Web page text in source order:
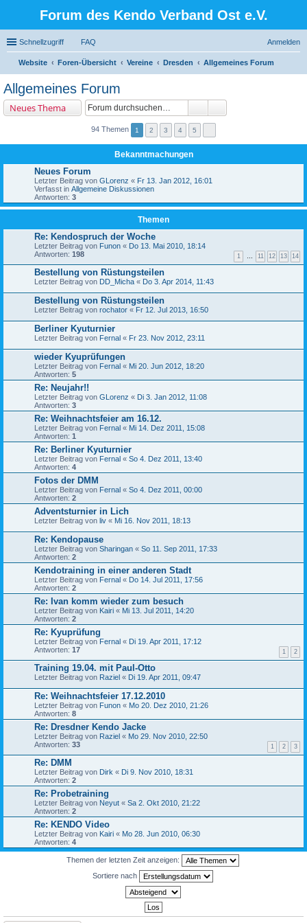
Forum des Kendo Verband Ost e.V.
Schnellzugriff FAQ Anmelden
Website Foren-Übersicht Vereine Dresden
Allgemeines Forum
Allgemeines Forum
Neues Thema
94 Themen 1 2 3 4 5
Bekanntmachungen
Neues Forum
Letzter Beitrag von GLorenz « Fr 13. Jan 2012, 16:01
Verfasst in Allgemeine Diskussionen
Antworten: 3
Themen
Re: Kendospruch der Woche
Letzter Beitrag von Funon « Do 13. Mai 2010, 18:14
Antworten: 198 1 … 11 12 13 14
Bestellung von Rüstungsteilen
Letzter Beitrag von DD_Micha « Do 3. Apr 2014, 11:43
Bestellung von Rüstungsteilen
Letzter Beitrag von rochator « Fr 12. Jul 2013, 16:50
Berliner Kyuturnier
Letzter Beitrag von Fernal « Fr 23. Nov 2012, 23:11
wieder Kyuprüfungen
Letzter Beitrag von Fernal « Mi 20. Jun 2012, 18:20
Antworten: 5
Re: Neujahr!!
Letzter Beitrag von GLorenz « Di 3. Jan 2012, 11:08
Antworten: 3
Re: Weihnachtsfeier am 16.12.
Letzter Beitrag von Fernal « Mi 14. Dez 2011, 15:08
Antworten: 1
Re: Berliner Kyuturnier
Letzter Beitrag von Fernal « So 4. Dez 2011, 13:40
Antworten: 4
Fotos der DMM
Letzter Beitrag von Fernal « So 4. Dez 2011, 00:00
Antworten: 2
Adventsturnier in Lich
Letzter Beitrag von liv « Mi 16. Nov 2011, 18:13
Re: Kendopause
Letzter Beitrag von Sharingan « So 11. Sep 2011, 17:33
Antworten: 2
Kendotraining in einer anderen Stadt
Letzter Beitrag von Fernal « Do 14. Jul 2011, 17:56
Antworten: 2
Re: Ivan komm wieder zum besuch
Letzter Beitrag von Kairi « Mi 13. Jul 2011, 14:20
Antworten: 2
Re: Kyuprüfung
Letzter Beitrag von Fernal « Di 19. Apr 2011, 17:12
Antworten: 17 1 2
Training 19.04. mit Paul-Otto
Letzter Beitrag von Raziel « Di 19. Apr 2011, 09:47
Re: Weihnachtsfeier 17.12.2010
Letzter Beitrag von Funon « Mo 20. Dez 2010, 21:26
Antworten: 8
Re: Dresdner Kendo Jacke
Letzter Beitrag von Raziel « Mo 29. Nov 2010, 22:50
Antworten: 33 1 2 3
Re: DMM
Letzter Beitrag von Dirk « Di 9. Nov 2010, 18:31
Antworten: 2
Re: Probetraining
Letzter Beitrag von Neyut « Sa 2. Okt 2010, 21:22
Antworten: 2
Re: KENDO Video
Letzter Beitrag von Kairi « Mo 28. Jun 2010, 06:30
Antworten: 4
Themen der letzten Zeit anzeigen:
Sortiere nach